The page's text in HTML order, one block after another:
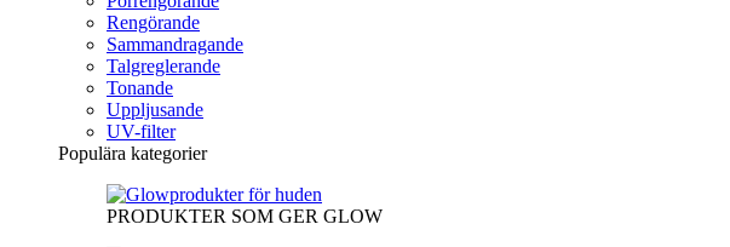
Rengörande
Sammandragande
Talgreglerande
Tonande
Uppljusande
UV-filter
Populära kategorier
PRODUKTER SOM GER GLOW